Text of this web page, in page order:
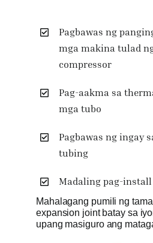
Pagbawas ng
mga makina tulad
compressor
Pag-aakma sa
mga tubo
Pagbawas ng ingay
tubing
Madaling pag-
Mahalagang pumili ng
expansion joint batay sa
upang masiguro ang